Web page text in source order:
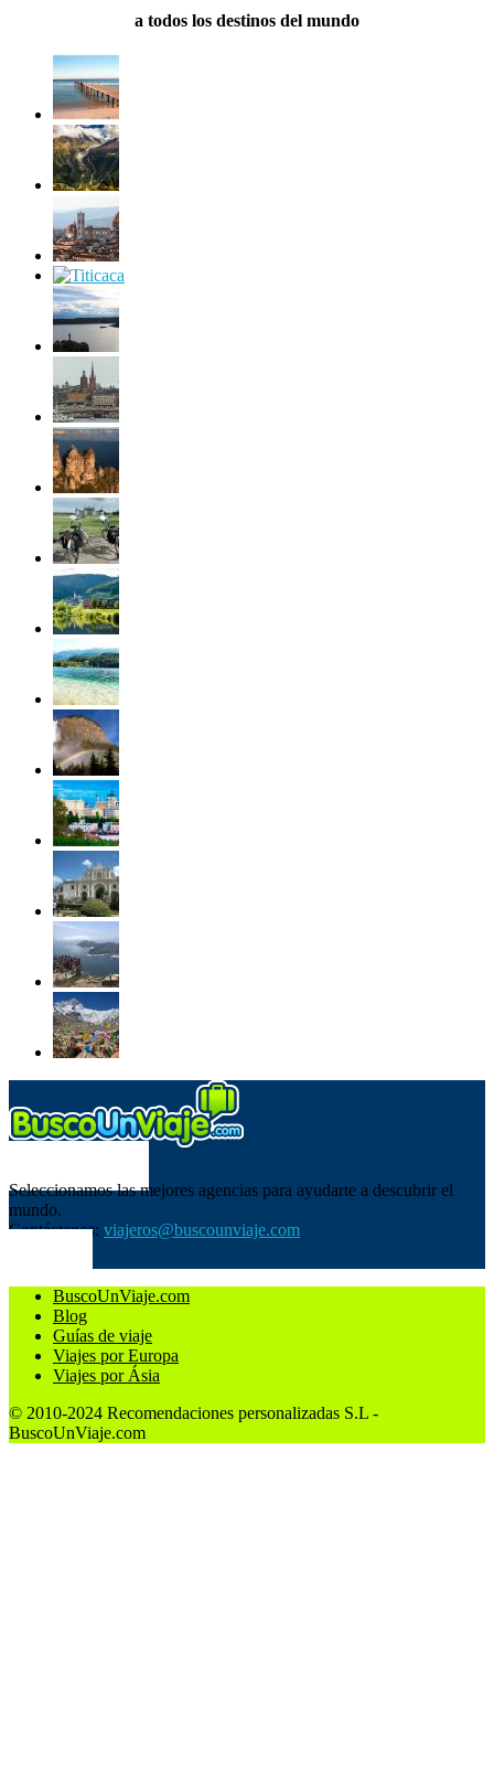
a todos los destinos del mundo
Seleccionamos las mejores agencias para ayudarte a descubrir el
mundo.
Contáctanos: viajeros@buscounviaje.com
BuscoUnViaje.com
Blog
Guías de viaje
Viajes por Europa
Viajes por Ásia
© 2010-2024 Recomendaciones personalizadas S.L -
BuscoUnViaje.com